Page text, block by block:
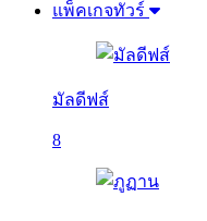
แพ็คเกจทัวร์
มัลดีฟส์
8